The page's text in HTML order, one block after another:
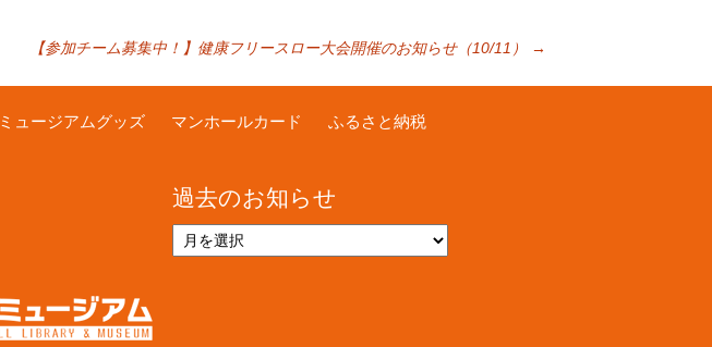
【参加チーム募集中！】健康フリースロー大会開催のお知らせ（10/11） →
ミュージアムグッズ マンホールカード ふるさと納税
過去のお知らせ
過
去